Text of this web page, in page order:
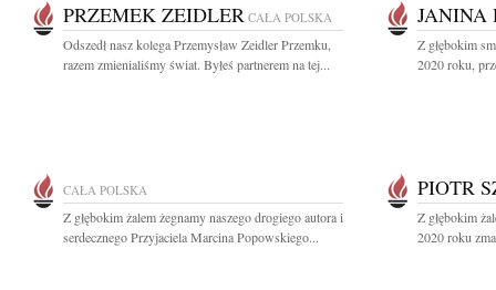
PRZEMEK ZEIDLER CAŁA POLSKA
Odszedł nasz kolega Przemysław Zeidler Przemku,
razem zmienialiśmy świat. Byłeś partnerem na tej...
JANINA
Z głębokim
2020 roku,
CAŁA POLSKA
Z głębokim żalem żegnamy naszego drogiego autora i
serdecznego Przyjaciela Marcina Popowskiego...
PIOTR
Z głębokim
2020 roku